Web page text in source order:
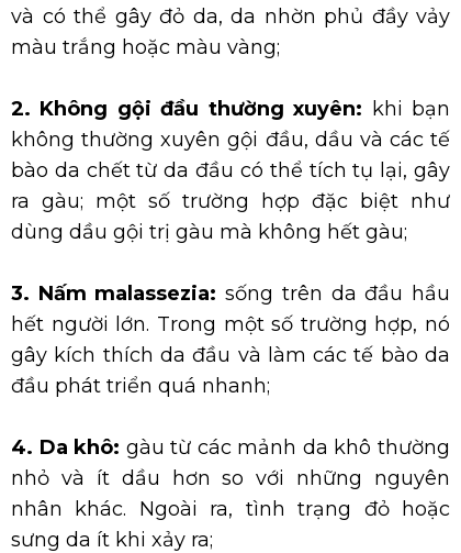
và có thể gây đỏ da, da nhờn phủ đầy vảy
màu trắng hoặc màu vàng;
2. Không gội đầu thường xuyên: khi bạn
không thường xuyên gội đầu, dầu và các tế
bào da chết từ da đầu có thể tích tụ lại, gây
ra gàu; một số trường hợp đặc biệt như
dùng dầu gội trị gàu mà không hết gàu;
3. Nấm malassezia: sống trên da đầu hầu
hết người lớn. Trong một số trường hợp, nó
gây kích thích da đầu và làm các tế bào da
đầu phát triển quá nhanh;
4. Da khô: gàu từ các mảnh da khô thường
nhỏ và ít dầu hơn so với những nguyên
nhân khác. Ngoài ra, tình trạng đỏ hoặc
sưng da ít khi xảy ra;